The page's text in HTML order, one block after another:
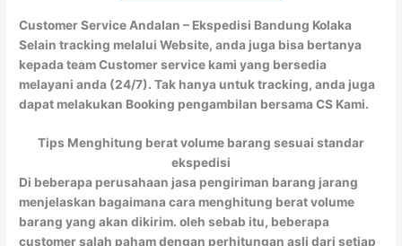
Customer Service Andalan – Ekspedisi Bandung Kolaka
Selain tracking melalui Website, anda juga bisa bertanya
kepada team Customer service kami yang bersedia
melayani anda (24/7). Tak hanya untuk tracking, anda juga
dapat melakukan Booking pengambilan bersama CS Kami.
Tips Menghitung berat volume barang sesuai standar
ekspedisi
Di beberapa perusahaan jasa pengiriman barang jarang
menjelaskan bagaimana cara menghitung berat volume
barang yang akan dikirim. oleh sebab itu, beberapa
customer salah paham dengan perhitungan asli dari setiap